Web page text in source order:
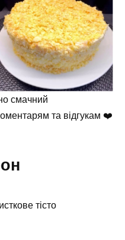
смачний
та відгукам ❤️
тісто